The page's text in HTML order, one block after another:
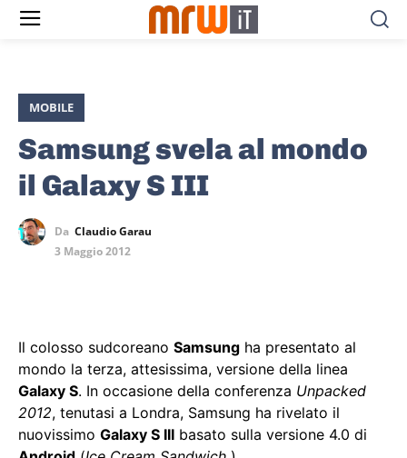
MOBILE
Samsung svela al mondo
il Galaxy S III
Da Claudio Garau
3 Maggio 2012
Il colosso sudcoreano Samsung ha presentato al
mondo la terza, attesissima, versione della linea
Galaxy S. In occasione della conferenza Unpacked
2012, tenutasi a Londra, Samsung ha rivelato il
nuovissimo Galaxy S III basato sulla versione 4.0 di